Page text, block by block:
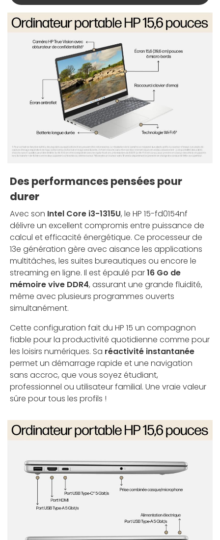
Des performances pensées pour
durer
Avec son Intel Core i3-1315U, le HP 15-fd0154nf
délivre un excellent compromis entre puissance de
calcul et efficacité énergétique. Ce processeur de
13e génération gère avec aisance les applications
multitâches, les suites bureautiques ou encore le
streaming en ligne. Il est épaulé par16 Go de
mémoire vive DDR4, assurant une grande fluidité,
même avec plusieurs programmes ouverts
simultanément.
Cette configuration fait du HP 15 un compagnon
fiable pour la productivité quotidienne comme pour
les loisirs numériques. Sa réactivité instantanée
permet un démarrage rapide et une navigation
sans accroc, que vous soyez étudiant,
professionnel ou utilisateur familial. Une vraie valeur
sûre pour tous les profils !